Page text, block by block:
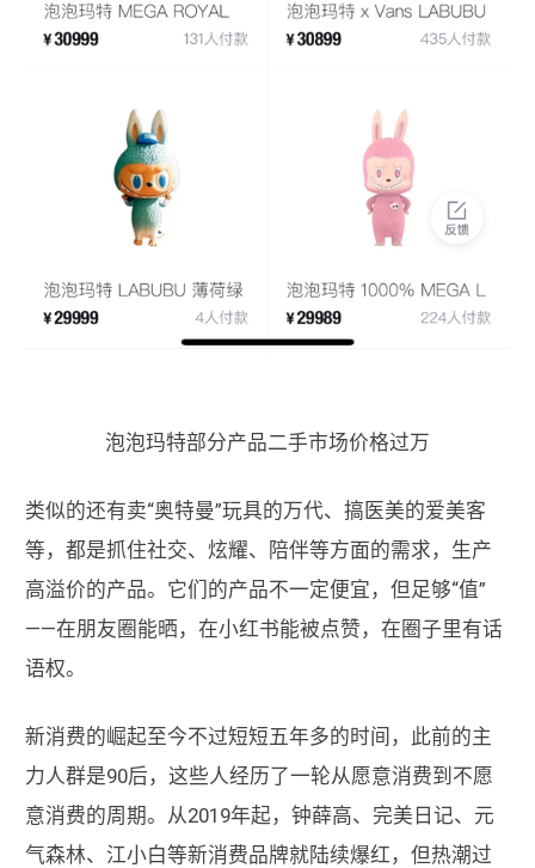
泡泡玛特部分产品二手市场价格过万
类似的还有卖“奥特曼”玩具的万代、搞医美的爱美客
等，都是抓住社交、炫耀、陪伴等方面的需求，生产
高溢价的产品。它们的产品不一定便宜，但足够“值”
——在朋友圈能晒，在小红书能被点赞，在圈子里有话
语权。
新消费的崛起至今不过短短五年多的时间，此前的主
力人群是90后，这些人经历了一轮从愿意消费到不愿
意消费的周期。从2019年起，钟薛高、完美日记、元
气森林、江小白等新消费品牌就陆续爆红，但热潮过